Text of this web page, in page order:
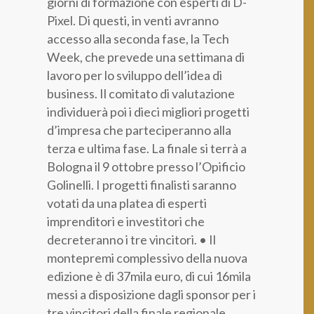
Pixel. Di questi, in venti avranno
accesso alla seconda fase, la Tech
Week, che prevede una settimana di
lavoro per lo sviluppo dell’idea di
business. Il comitato di valutazione
individuerà poi i dieci migliori progetti
d’impresa che parteciperanno alla
terza e ultima fase. La finale si terrà a
Bologna il 9 ottobre presso l’Opificio
Golinelli. I progetti finalisti saranno
votati da una platea di esperti
imprenditori e investitori che
decreteranno i tre vincitori. • Il
montepremi complessivo della nuova
edizione è di 37mila euro, di cui 16mila
messi a disposizione dagli sponsor per i